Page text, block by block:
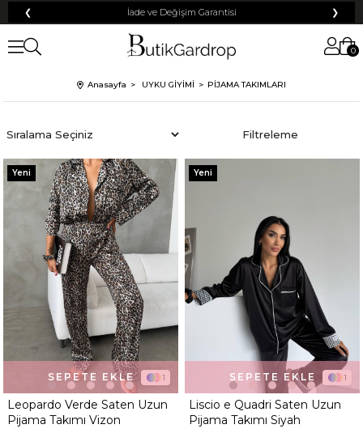
❮ İade ve Değişim Garantisi ❯
0
Anasayfa UYKU GİYİMİ PİJAMA TAKIMLARI
Filtreleme
Sıralama
1
Leopardo Verde Saten Uzun
Pijama Takımı Vizon
SEPETE EKLE
Yeni
1
Liscio e Quadri Saten Uzun
Pijama Takımı Siyah
SEPETE EKLE
Yeni